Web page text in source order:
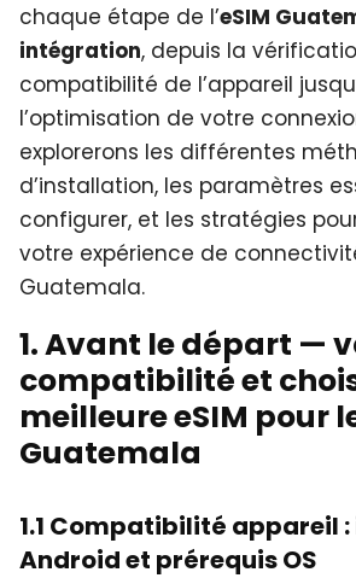
chaque étape de l’eSIM
intégration, depuis la
compatibilité de l’appareil
l’optimisation de votre
explorerons les différentes
d’installation, les paramètres
configurer, et les stratégies
votre expérience de
Guatemala.
1. Avant le départ —
compatibilité et
meilleure eSIM pour
Guatemala
1.1 Compatibilité appareil :
Android et prérequis OS